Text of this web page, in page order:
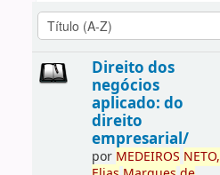
Direito dos
negócios
aplicado: do
direito
empresarial/
por MEDEIROS NETO,